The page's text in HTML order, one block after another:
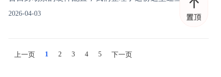
2026-04-03
上一页 1 2 3 4 5 下一页